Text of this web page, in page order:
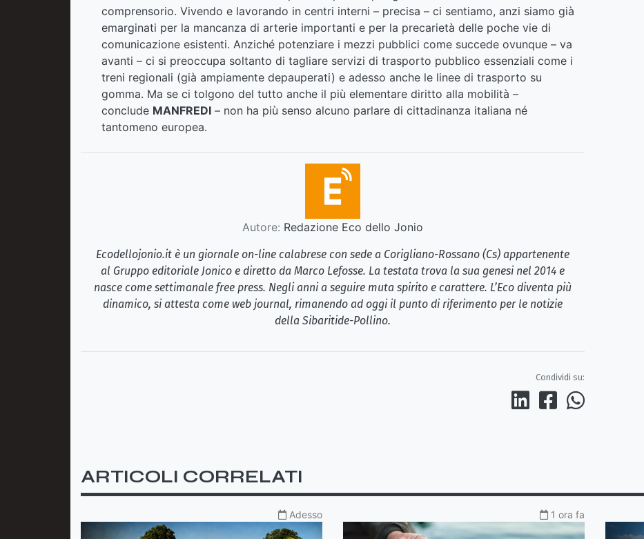
comprensorio. Vivendo e lavorando in centri interni – precisa – ci sentiamo, anzi siamo già
emarginati per la mancanza di arterie importanti e per la precarietà delle poche vie di
comunicazione esistenti. Anziché potenziare i mezzi pubblici come succede ovunque – va
avanti – ci si preoccupa soltanto di tagliare servizi di trasporto pubblico essenziali come i
treni regionali (già ampiamente depauperati) e adesso anche le linee di trasporto su
gomma. Ma se ci tolgono del tutto anche il più elementare diritto alla mobilità –
conclude MANFREDI – non ha più senso alcuno parlare di cittadinanza italiana né
tantomeno europea.
Autore: Redazione Eco dello Jonio
Ecodellojonio.it è un giornale on-line calabrese con sede a Corigliano-Rossano (Cs) appartenente
al Gruppo editoriale Jonico e diretto da Marco Lefosse. La testata trova la sua genesi nel 2014 e
nasce come settimanale free press. Negli anni a seguire muta spirito e carattere. L’Eco diventa più
dinamico, si attesta come web journal, rimanendo ad oggi il punto di riferimento per le notizie
della Sibaritide-Pollino.
Condividi su:
ARTICOLI CORRELATI
Adesso 1 ora fa